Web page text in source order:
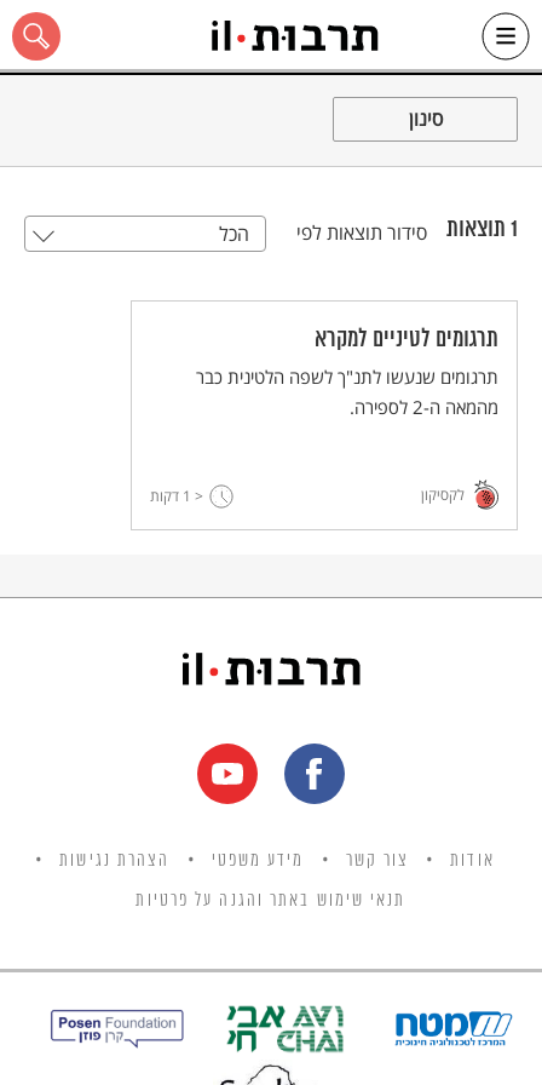
Skip
כל האתר
סינון
1 תוצאות סידור תוצאות לפי הכל
תרגומים לטיניים למקרא
תרגומים שנעשו לתנ"ך לשפה הלטינית כבר
מהמאה ה-2 לספירה.
לקסיקון < 1 דקות
אודות צור קשר מידע משפטי הצהרת נגישות
תנאי שימוש באתר והגנה על פרטיות